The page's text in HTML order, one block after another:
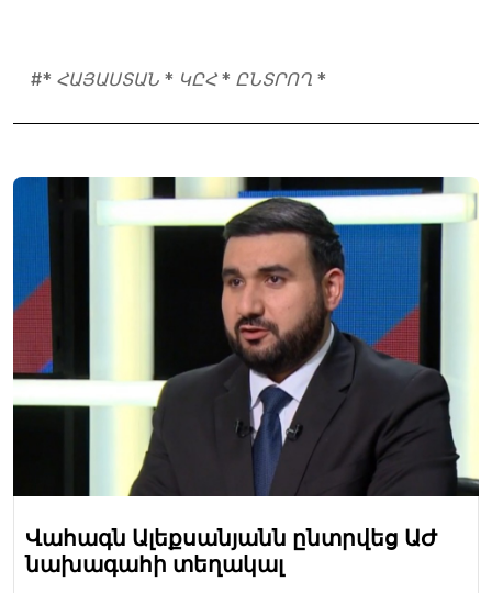
#* ՀԱՅԱՍՏԱՆ * ԿԸՀ * ԸՆՏՐՈՂ *
Վահագն Ալեքսանյանն ընտրվեց ԱԺ
նախագահի տեղակալ